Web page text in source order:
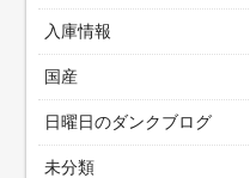
入庫情報
国産
日曜日のダンクブログ
未分類